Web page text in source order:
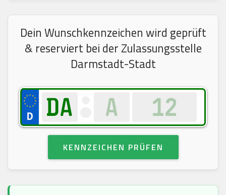
Dein Wunschkennzeichen wird geprüft
& reserviert bei der Zulassungsstelle
Darmstadt-Stadt
KENNZEICHEN PRÜFEN